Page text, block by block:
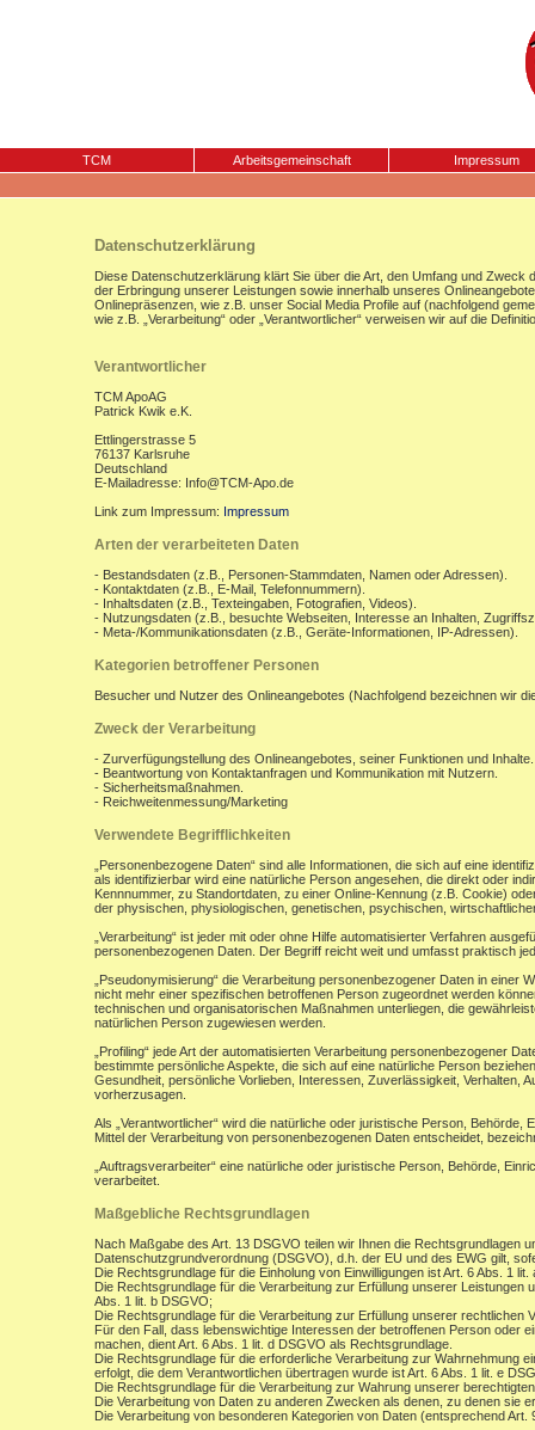
TCM Arbeitsgemeinschaft Impressum
Datenschutzerklärung
Diese Datenschutzerklärung klärt Sie über die Art, den Umfang und
der Erbringung unserer Leistungen sowie innerhalb unseres
Onlinepräsenzen, wie z.B. unser Social Media Profile auf (nachfolgend
wie z.B. „Verarbeitung“ oder „Verantwortlicher“ verweisen wir auf die
Verantwortlicher
TCM ApoAG
Patrick Kwik e.K.
Ettlingerstrasse 5
76137 Karlsruhe
Deutschland
E-Mailadresse: Info@TCM-Apo.de
Link zum Impressum: Impressum
Arten der verarbeiteten Daten
- Bestandsdaten (z.B., Personen-Stammdaten, Namen oder Adressen).
- Kontaktdaten (z.B., E-Mail, Telefonnummern).
- Inhaltsdaten (z.B., Texteingaben, Fotografien, Videos).
- Nutzungsdaten (z.B., besuchte Webseiten, Interesse an Inhalten,
- Meta-/Kommunikationsdaten (z.B., Geräte-Informationen, IP-Adressen).
Kategorien betroffener Personen
Besucher und Nutzer des Onlineangebotes (Nachfolgend bezeichnen wir
Zweck der Verarbeitung
- Zurverfügungstellung des Onlineangebotes, seiner Funktionen und Inhalte.
- Beantwortung von Kontaktanfragen und Kommunikation mit Nutzern.
- Sicherheitsmaßnahmen.
- Reichweitenmessung/Marketing
Verwendete Begrifflichkeiten
„Personenbezogene Daten“ sind alle Informationen, die sich auf eine
als identifizierbar wird eine natürliche Person angesehen, die direkt oder
Kennnummer, zu Standortdaten, zu einer Online-Kennung (z.B. Cookie)
der physischen, physiologischen, genetischen, psychischen,
„Verarbeitung“ ist jeder mit oder ohne Hilfe automatisierter Verfahren
personenbezogenen Daten. Der Begriff reicht weit und umfasst praktisch
„Pseudonymisierung“ die Verarbeitung personenbezogener Daten in
nicht mehr einer spezifischen betroffenen Person zugeordnet werden
technischen und organisatorischen Maßnahmen unterliegen, die
natürlichen Person zugewiesen werden.
„Profiling“ jede Art der automatisierten Verarbeitung personenbezogener
bestimmte persönliche Aspekte, die sich auf eine natürliche Person
Gesundheit, persönliche Vorlieben, Interessen, Zuverlässigkeit, Verhalten,
vorherzusagen.
Als „Verantwortlicher“ wird die natürliche oder juristische Person,
Mittel der Verarbeitung von personenbezogenen Daten entscheidet,
„Auftragsverarbeiter“ eine natürliche oder juristische Person, Behörde,
verarbeitet.
Maßgebliche Rechtsgrundlagen
Nach Maßgabe des Art. 13 DSGVO teilen wir Ihnen die
Datenschutzgrundverordnung (DSGVO), d.h. der EU und des EWG gilt,
Die Rechtsgrundlage für die Einholung von Einwilligungen ist Art. 6 Abs. 1
Die Rechtsgrundlage für die Verarbeitung zur Erfüllung unserer
Abs. 1 lit. b DSGVO;
Die Rechtsgrundlage für die Verarbeitung zur Erfüllung unserer rechtlichen
Für den Fall, dass lebenswichtige Interessen der betroffenen Person oder
machen, dient Art. 6 Abs. 1 lit. d DSGVO als Rechtsgrundlage.
Die Rechtsgrundlage für die erforderliche Verarbeitung zur Wahrnehmung
erfolgt, die dem Verantwortlichen übertragen wurde ist Art. 6 Abs. 1 lit. e
Die Rechtsgrundlage für die Verarbeitung zur Wahrung unserer
Die Verarbeitung von Daten zu anderen Zwecken als denen, zu denen sie
Die Verarbeitung von besonderen Kategorien von Daten (entsprechend